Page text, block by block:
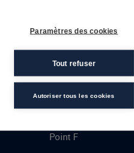
Espace candidats
À PROPOS
Talent
Point F
Paramètres des cookies
Tout refuser
Autoriser tous les cookies